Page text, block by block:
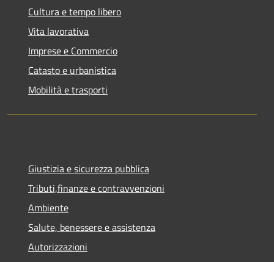
Cultura e tempo libero
Vita lavorativa
Imprese e Commercio
Catasto e urbanistica
Mobilità e trasporti
Giustizia e sicurezza pubblica
Tributi,finanze e contravvenzioni
Ambiente
Salute, benessere e assistenza
Autorizzazioni